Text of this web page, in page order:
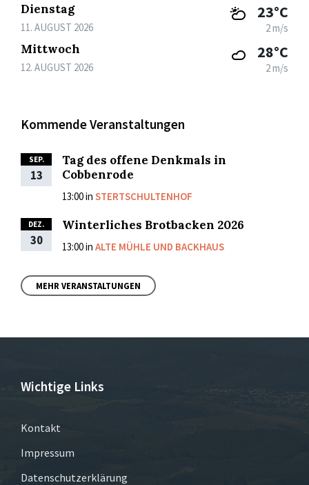
Dienstag
11. AUGUST 2026
23°C
2 m/s
Mittwoch
12. AUGUST 2026
28°C
2 m/s
Kommende Veranstaltungen
SEP.
13
Tag des offene Denkmals in
Cobbenrode
13:00in STERTSCHULTENHOF
DEZ.
30
Winterliches Brotbacken 2026
13:00in ALTE MÜHLE UND BACKHAUS
MEHR VERANSTALTUNGEN
Wichtige Links
Kontakt
Impressum
Datenschutzerklärung